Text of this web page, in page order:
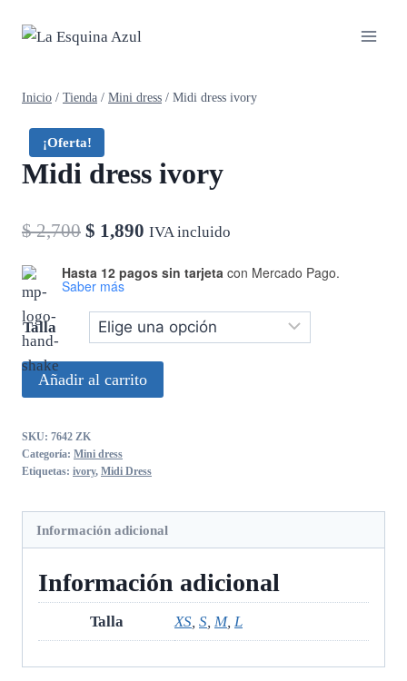
Inicio / Tienda / Mini dress / Midi dress ivory
¡Oferta!
Midi dress ivory
$2,700 El
original
era:
$ 1,890 El
es:
IVA incluido
Hasta 12 pagos sin tarjeta con Mercado Pago.
Saber más
Talla
Midi
dress
cantidad
Añadir al carrito
SKU: 7642 ZK
Categoría: Mini dress
Etiquetas: ivory, Midi Dress
Información adicional
Información adicional
Talla XS, S, M, L